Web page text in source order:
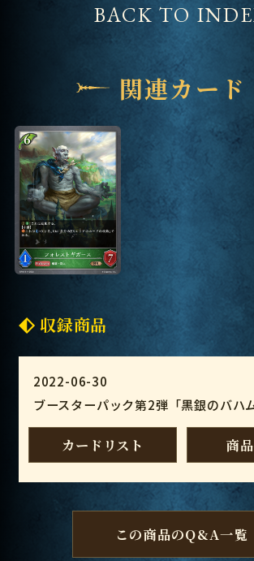
BACK TO
関連カード
収録商品
2022-06-30
ブースターパック第2弾「黒銀のバハ
カードリスト 商
この商品のQ&A一覧